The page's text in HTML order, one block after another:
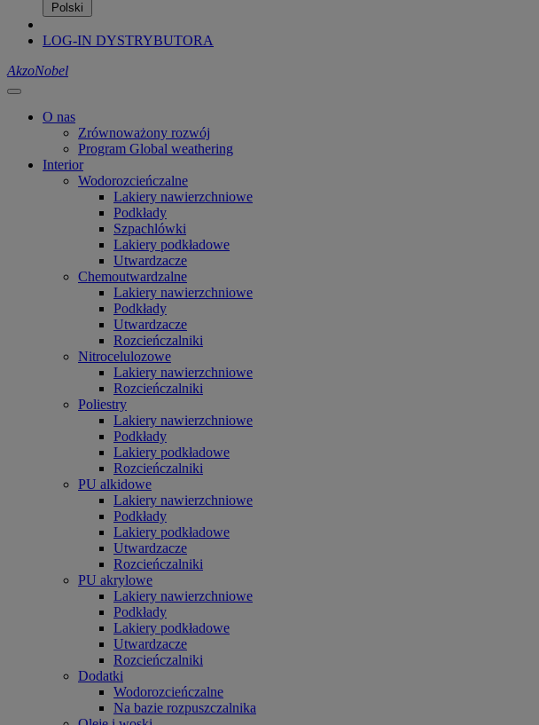
Polski
LOG-IN DYSTRYBUTORA
AkzoNobel
O nas
Zrównoważony rozwój
Program Global weathering
Interior
Wodorozcieńczalne
Lakiery nawierzchniowe
Podkłady
Szpachlówki
Lakiery podkładowe
Utwardzacze
Chemoutwardzalne
Lakiery nawierzchniowe
Podkłady
Utwardzacze
Rozcieńczalniki
Nitrocelulozowe
Lakiery nawierzchniowe
Rozcieńczalniki
Poliestry
Lakiery nawierzchniowe
Podkłady
Lakiery podkładowe
Rozcieńczalniki
PU alkidowe
Lakiery nawierzchniowe
Podkłady
Lakiery podkładowe
Utwardzacze
Rozcieńczalniki
PU akrylowe
Lakiery nawierzchniowe
Podkłady
Lakiery podkładowe
Utwardzacze
Rozcieńczalniki
Dodatki
Wodorozcieńczalne
Na bazie rozpuszczalnika